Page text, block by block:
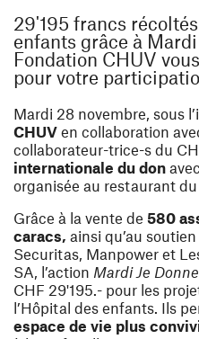
29'195 francs
enfants grâce à
Fondation CHUV
pour votre
Mardi 28 novembre, sous
CHUV en collaboration
collaborateur-trice-s du
internationale du don
organisée au restaurant
Grâce à la vente de 580
caracs, ainsi qu’au
Securitas, Manpower et
SA, l’action Mardi Je
CHF 29'195.- pour les
l’Hôpital des enfants. Ils
espace de vie plus